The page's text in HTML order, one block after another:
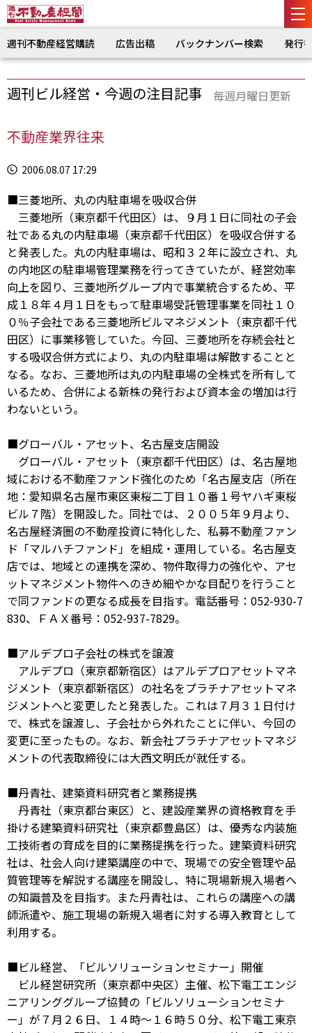
週刊不動産経営購読 広告出稿 バックナンバー検索 発行
週刊ビル経営・今週の注目記事 毎週月曜日更新
不動産業界往来
2006.08.07 17:29
■三菱地所、丸の内駐車場を吸収合併
三菱地所（東京都千代田区）は、９月１日に同社の子会
社である丸の内駐車場（東京都千代田区）を吸収合併する
と発表した。丸の内駐車場は、昭和３２年に設立され、丸
の内地区の駐車場管理業務を行ってきていたが、経営効率
向上を図り、三菱地所グループ内で事業統合するため、平
成１８年４月１日をもって駐車場受託管理事業を同社１０
０％子会社である三菱地所ビルマネジメント（東京都千代
田区）に事業移管していた。今回、三菱地所を存続会社と
する吸収合併方式により、丸の内駐車場は解散することと
なる。なお、三菱地所は丸の内駐車場の全株式を所有して
いるため、合併による新株の発行および資本金の増加は行
わないという。
■グローバル・アセット、名古屋支店開設
グローバル・アセット（東京都千代田区）は、名古屋地
域における不動産ファンド強化のため「名古屋支店（所在
地：愛知県名古屋市東区東桜二丁目１０番１号ヤハギ東桜
ビル７階）を開設した。同社では、２００５年９月より、
名古屋経済圏の不動産投資に特化した、私募不動産ファン
ド「マルハチファンド」を組成・運用している。名古屋支
店では、地域との連携を深め、物件取得力の強化や、アセ
ットマネジメント物件へのきめ細やかな目配りを行うこと
で同ファンドの更なる成長を目指す。電話番号：052-930-7
830、ＦＡＸ番号：052-937-7829。
■アルデプロ子会社の株式を譲渡
アルデプロ（東京都新宿区）はアルデプロアセットマネ
ジメント（東京都新宿区）の社名をプラチナアセットマネ
ジメントへと変更したと発表した。これは７月３１日付け
で、株式を譲渡し、子会社から外れたことに伴い、今回の
変更に至ったもの。なお、新会社プラチナアセットマネジ
メントの代表取締役には大西文明氏が就任する。
■丹青社、建築資料研究者と業務提携
丹青社（東京都台東区）と、建設産業界の資格教育を手
掛ける建築資料研究社（東京都豊島区）は、優秀な内装施
工技術者の育成を目的に業務提携を行った。建築資料研究
社は、社会人向け建築講座の中で、現場での安全管理や品
質管理等を解説する講座を開設し、特に現場新規入場者へ
の知識普及を目指す。また丹青社は、これらの講座への講
師派遣や、施工現場の新規入場者に対する導入教育として
利用する。
■ビル経営、「ビルソリューションセミナー」開催
ビル経営研究所（東京都中央区）主催、松下電工エンジ
ニアリンググループ協賛の「ビルソリューションセミナ
ー」が７月２６日、１４時～１６時５０分、松下電工東京